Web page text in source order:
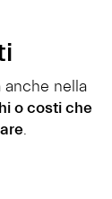
nella
o costi che
.